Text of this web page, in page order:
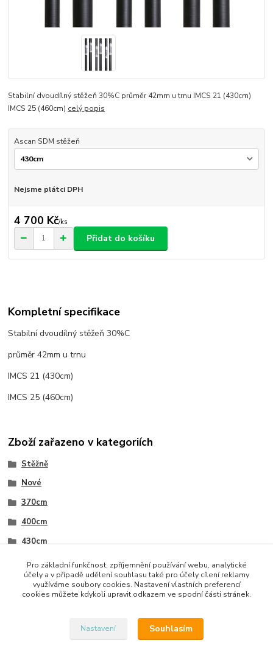
Stabilní dvoudílný stěžeň 30%C průměr 42mm u trnu IMCS 21 (430cm)
IMCS 25 (460cm) celý popis
Ascan SDM stěžeň
Nejsme plátci DPH
4 700 Kč/ks
Přidat do košíku
Kompletní specifikace
Stabilní dvoudílný stěžeň 30%C
průměr 42mm u trnu
IMCS 21 (430cm)
IMCS 25 (460cm)
Zboží zařazeno v kategoriích
Stěžně
Nové
370cm
400cm
430cm
Vytvořeno na Eshop-rychle.cz
Pro základní funkčnost, zpříjemnění používání webu, analytické
účely a v případě udělení souhlasu také pro účely cílení reklamy
využíváme soubory cookies. Nastavení vlastních preferencí
cookies můžete kdykoli upravit odkazem ve spodní části stránek.
Nastavení Souhlasím